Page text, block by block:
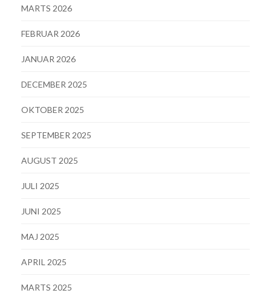
MARTS 2026
FEBRUAR 2026
JANUAR 2026
DECEMBER 2025
OKTOBER 2025
SEPTEMBER 2025
AUGUST 2025
JULI 2025
JUNI 2025
MAJ 2025
APRIL 2025
MARTS 2025